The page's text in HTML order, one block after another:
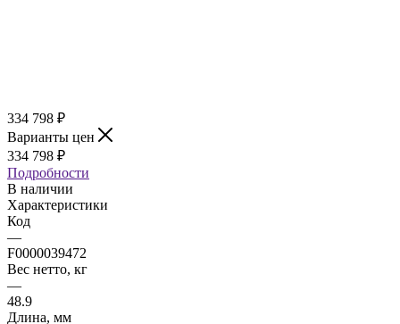
334 798 ₽
Варианты цен
334 798 ₽
Подробности
В наличии
Характеристики
Код
—
F0000039472
Вес нетто, кг
—
48.9
Длина, мм